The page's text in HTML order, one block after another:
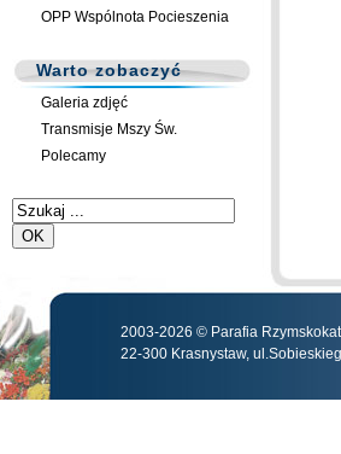
OPP Wspólnota Pocieszenia
Warto zobaczyć
Galeria zdjęć
Transmisje Mszy Św.
Polecamy
2003-2026 © Parafia
22-300 Krasnystaw,